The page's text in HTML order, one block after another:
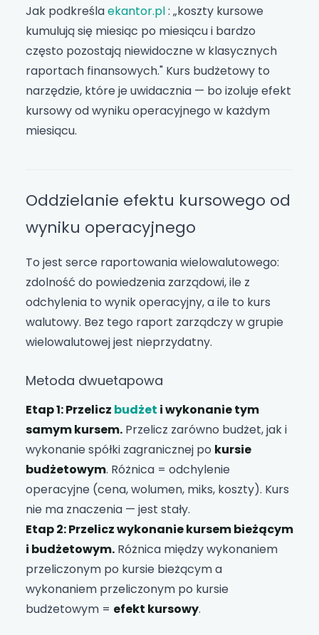
Jak podkreślaekantor.pl: „koszty kursowe
kumulują się miesiąc po miesiącu i bardzo
często pozostają niewidoczne w klasycznych
raportach finansowych." Kurs budżetowy to
narzędzie, które je uwidacznia — bo izoluje efekt
kursowy od wyniku operacyjnego w każdym
miesiącu.
Oddzielanie efektu kursowego od
wyniku operacyjnego
To jest serce raportowania wielowalutowego:
zdolność do powiedzenia zarządowi, ile z
odchylenia to wynik operacyjny, a ile to kurs
walutowy. Bez tego raport zarządczy w grupie
wielowalutowej jest nieprzydatny.
Metoda dwuetapowa
Etap 1: Przelicz budżet i wykonanie tym
samym kursem. Przelicz zarówno budżet, jak i
wykonanie spółki zagranicznej po kursie
budżetowym. Różnica = odchylenie
operacyjne (cena, wolumen, miks, koszty). Kurs
nie ma znaczenia — jest stały.
Etap 2: Przelicz wykonanie kursem bieżącym
i budżetowym. Różnica między wykonaniem
przeliczonym po kursie bieżącym a
wykonaniem przeliczonym po kursie
budżetowym = efekt kursowy.